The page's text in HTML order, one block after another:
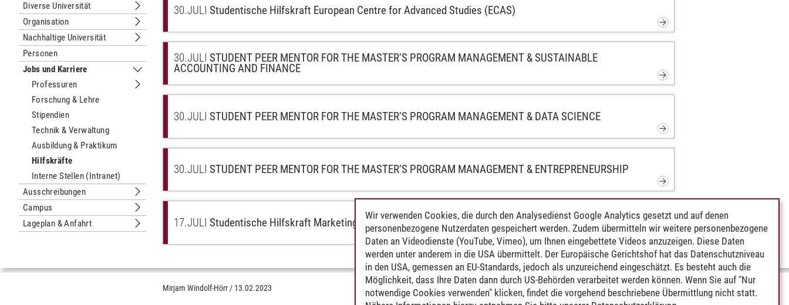
Diverse Universität
Untermenu Diverse Universität
Organisation
Untermenu Organisation
Nachhaltige Universität
Untermenu Nachhaltige Universität
Personen
Jobs und Karriere
Untermenu Jobs und Karriere
Professuren
Untermenu Professuren
Forschung & Lehre
Stipendien
Technik & Verwaltung
Ausbildung & Praktikum
Hilfskräfte
Interne Stellen (Intranet)
Ausschreibungen
Untermenu Ausschreibungen
Campus
Untermenu Campus
Lageplan & Anfahrt
Untermenu Lageplan & Anfahrt
30.JULI Studentische Hilfskraft European Centre for Advanced Studies (ECAS)
30.JULI STUDENT PEER MENTOR FOR THE MASTER’S PROGRAM MANAGEMENT & SUSTAINABLE
ACCOUNTING AND FINANCE
30.JULI STUDENT PEER MENTOR FOR THE MASTER’S PROGRAM MANAGEMENT & DATA SCIENCE
30.JULI STUDENT PEER MENTOR FOR THE MASTER’S PROGRAM MANAGEMENT & ENTREPRENEURSHIP
17.JULI Studentische Hilfskraft Marketing & Kommunikation
Mirjam Windolf-Hörr / 13.02.2023
Wir verwenden Cookies, die durch den Analysedienst Google Analytics gesetzt und auf denen
personenbezogene Nutzerdaten gespeichert werden. Zudem übermitteln wir weitere personenbezogene
Daten an Videodienste (YouTube, Vimeo), um Ihnen eingebettete Videos anzuzeigen. Diese Daten
werden unter anderem in die USA übermittelt. Der Europäische Gerichtshof hat das Datenschutzniveau
in den USA, gemessen an EU-Standards, jedoch als unzureichend eingeschätzt. Es besteht auch die
Möglichkeit, dass Ihre Daten dann durch US-Behörden verarbeitet werden können. Wenn Sie auf "Nur
notwendige Cookies verwenden" klicken, findet die vorgehend beschriebene Übermittlung nicht statt.